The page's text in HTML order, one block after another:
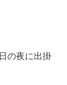
の夜に出掛